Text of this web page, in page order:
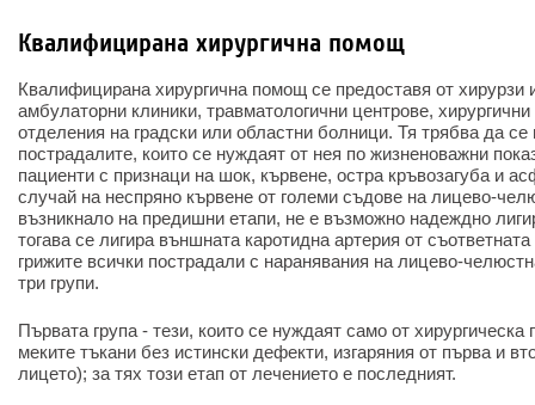
Квалифицирана хирургична помощ
Квалифицирана хирургична помощ се предоставя от хирурзи
амбулаторни клиники, травматологични центрове,
отделения на градски или областни болници. Тя трябва да
пострадалите, които се нуждаят от нея по жизненоважни
пациенти с признаци на шок, кървене, остра кръвозагуба и
случай на неспряно кървене от големи съдове на лицево-
възникнало на предишни етапи, не е възможно надеждно
тогава се лигира външната каротидна артерия от
грижите всички пострадали с наранявания на лицево-
три групи.
Първата група - тези, които се нуждаят само от
меките тъкани без истински дефекти, изгаряния от първа и
лицето); за тях този етап от лечението е последният.